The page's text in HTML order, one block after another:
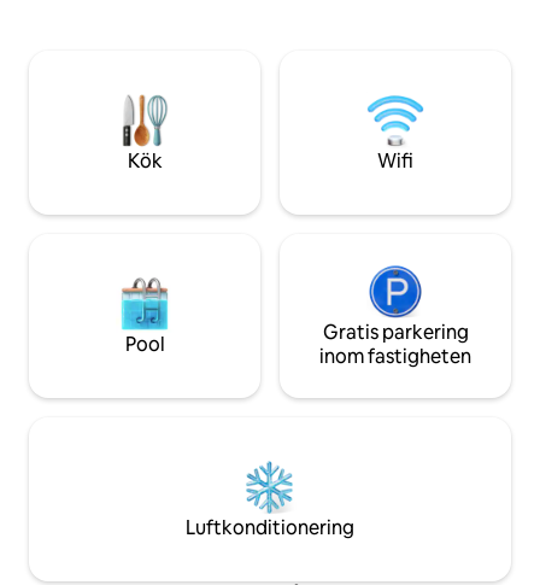
ha dina egna nycklar och du är fri att
komma och gå som du vill.) Jag har ett
doftfritt boende och kräver att gäster
också är doftfria
familjer som vill
nära Manhattan.
Kök Wifi
Pool
Gratis parkering
inom fastigheten
Luftkonditionering